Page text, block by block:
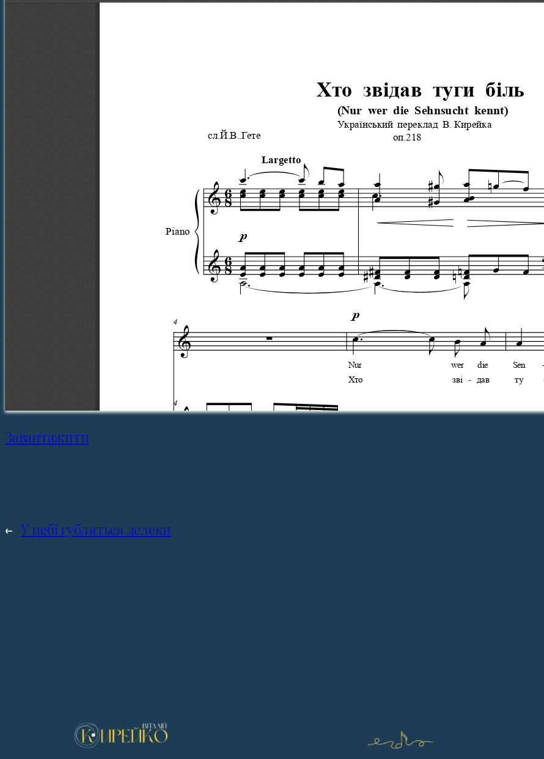
Завантажити
← У небі губляться лелеки